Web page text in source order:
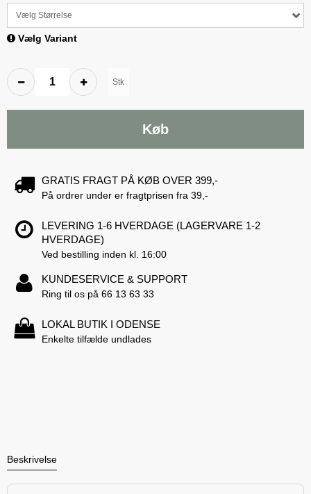
Vælg Størrelse
Vælg Variant
Stk
Køb
GRATIS FRAGT PÅ KØB OVER 399,-
På ordrer under er fragtprisen fra 39,-
LEVERING 1-6 HVERDAGE (LAGERVARE 1-2
HVERDAGE)
Ved bestilling inden kl. 16:00
KUNDESERVICE & SUPPORT
Ring til os på 66 13 63 33
LOKAL BUTIK I ODENSE
Enkelte tilfælde undlades
Beskrivelse